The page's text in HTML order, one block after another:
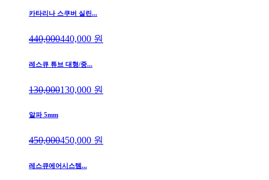
카타리나 스쿠버 실린...
440,000440,000 원
레스큐 튜브 대형/중...
130,000130,000 원
알파 5mm
450,000450,000 원
레스큐에어시스템...